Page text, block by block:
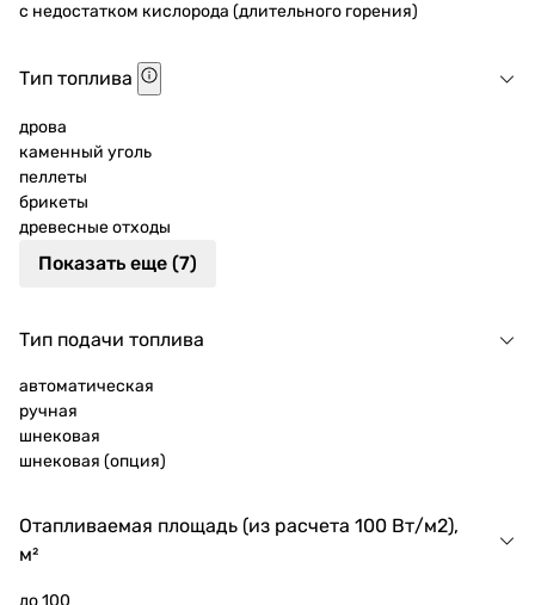
с недостатком кислорода (длительного горения)
Тип топлива
дрова
каменный уголь
пеллеты
брикеты
древесные отходы
Показать еще (7)
Тип подачи топлива
автоматическая
ручная
шнековая
шнековая (опция)
Отапливаемая площадь (из расчета 100 Вт/м2),
м²
до 100